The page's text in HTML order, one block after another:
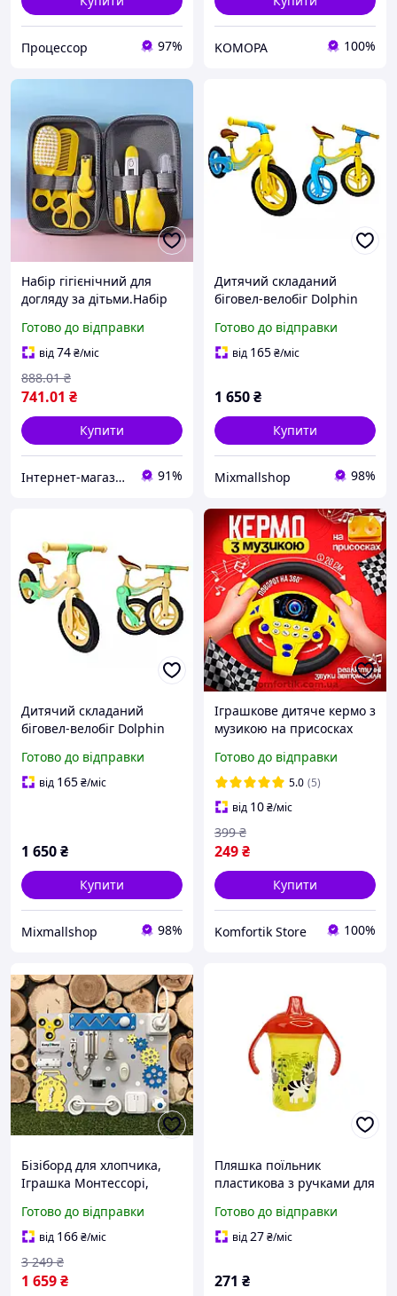
Процессор 97% KOMOPA 100%
Набір гігієнічний для
догляду за дітьми.Набір
за дитиною, колір жовтий
Готово до відправки
від74₴/міс
741.01 ₴
888.01 ₴
Купити
Інтернет-магазин Allegoriya 91%
Дитячий складаний
біговел-велобіг Dolphin
для дітей віком від 2 до 5
років ,колеса 12 дюймів
Готово до відправки
від 165₴/міс
1 650₴
Купити
Mixmallshop 98%
Дитячий складаний
біговел-велобіг Dolphin
для дітей віком від 2 до 5
років ,колеса 12 дюймів
Готово до відправки
від 165₴/міс
1 650₴
Купити
Mixmallshop 98%
Іграшкове дитяче кермо з
музикою на присосках
машину з кріпленням
Дитячий руль жовтий для
хлопчика
Готово до відправки
5.0 (5)
від 10₴/міс
249₴
399 ₴
Купити
Komfortik Store 100%
Бізіборд для хлопчика,
Іграшка Монтессорі,
Однорічної дитини 30х40
синій-жовтий
Готово до відправки
від 166₴/міс
1 659₴
3 249 ₴
Пляшка поїльник
пластикова з ручками для
0323(Yellow) 250 мл /Svart/
-stunning-products-for-
Готово до відправки
від27₴/міс
271 ₴